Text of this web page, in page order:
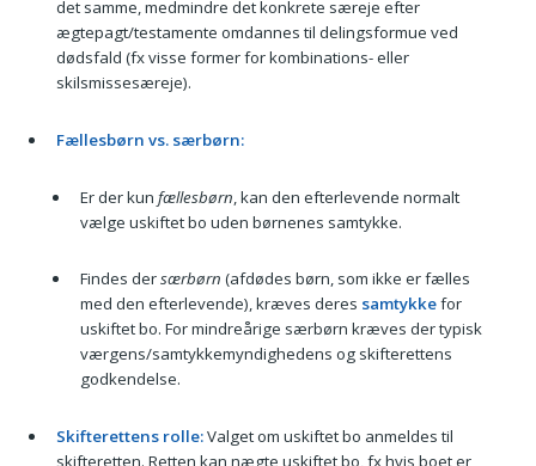
det samme, medmindre det konkrete særeje efter
ægtepagt/testamente omdannes til delingsformue ved
dødsfald (fx visse former for kombinations- eller
skilsmissesæreje).
Fællesbørn vs. særbørn:
Er der kun fællesbørn , kan den efterlevende normalt
vælge uskiftet bo uden børnenes samtykke.
Findes dersærbørn (afdødes børn, som ikke er fælles
med den efterlevende), kræves deres samtykkefor
uskiftet bo. For mindreårige særbørn kræves der typisk
værgens/samtykkemyndighedens og skifterettens
godkendelse.
Skifterettens rolle:Valget om uskiftet bo anmeldes til
skifteretten. Retten kan nægte uskiftet bo, fx hvis boet er